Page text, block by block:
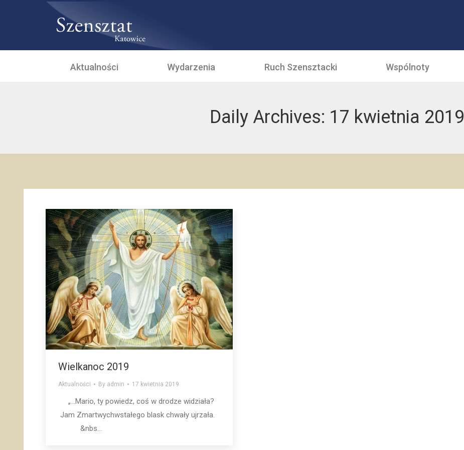
Aktualności Wydarzenia Ruch Szensztacki Wspólnoty
Daily Archives: 17 kwietnia 2019
Wielkanoc 2019
Aktualności By admin 17 kwietnia 2019
„…Mario, ty powiedz, coś w drodze widziała?
Jam Zmartwychwstałego blask chwały ujrzała.
&nbs...